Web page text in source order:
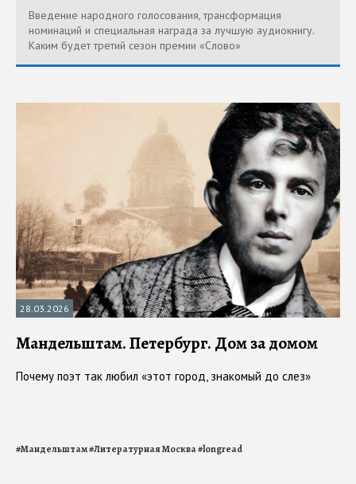
Введение народного голосования, трансформация
номинаций и специальная награда за лучшую аудиокнигу.
Каким будет третий сезон премии «Слово»
28.03.2026
Мандельштам. Петербург. Дом за домом
Почему поэт так любил «этот город, знакомый до слез»
#Мандельштам#Литературная Москва#longread